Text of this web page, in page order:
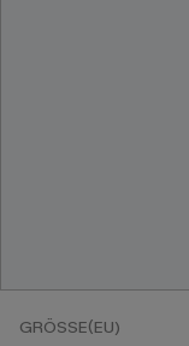
GRÖSSE(EU)